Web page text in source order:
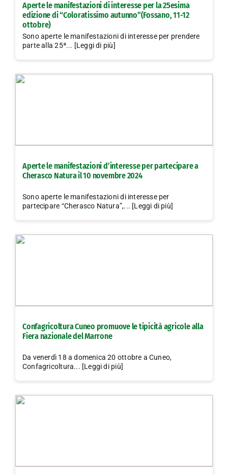
Aperte le manifestazioni di interesse per la 25esima
edizione di “Coloratissimo autunno”(Fossano, 11-12
ottobre)
Sono aperte le manifestazioni di interesse per prendere
parte alla 25ª... [Leggi di più]
Aperte le manifestazioni d’interesse per partecipare a
Cherasco Natura il 10 novembre 2024
Sono aperte le manifestazioni di interesse per
partecipare “Cherasco Natura”,... [Leggi di più]
Confagricoltura Cuneo promuove le tipicità agricole alla
Fiera nazionale del Marrone
Da venerdì 18 a domenica 20 ottobre a Cuneo,
Confagricoltura... [Leggi di più]